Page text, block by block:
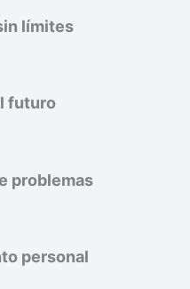
límites
futuro
problemas
personal